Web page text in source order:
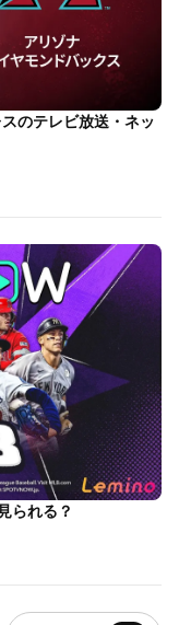
のテレビ放送・ネッ
られる？